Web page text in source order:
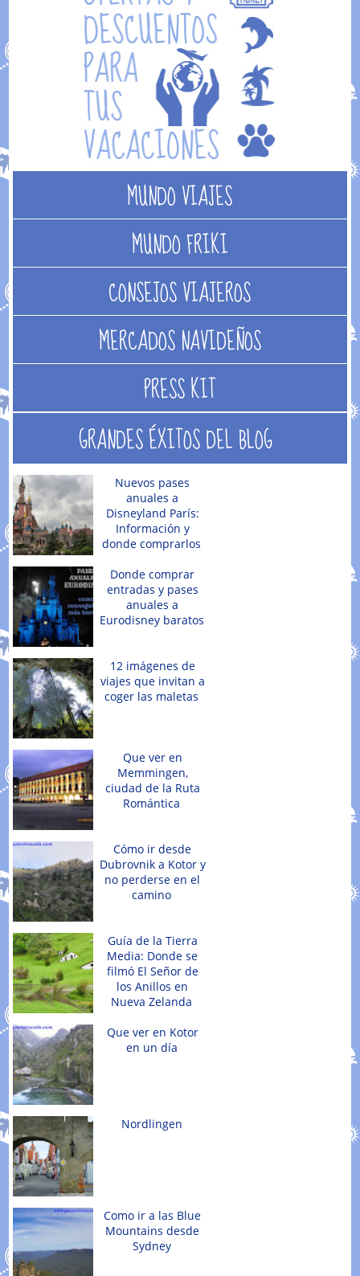
MUNDO VIAJES
MUNDO FRIKI
CONSEJOS VIAJEROS
MERCADOS NAVIDEÑOS
PRESS KIT
GRANDES ÉXITOS DEL BLOG
Nuevos pases
anuales a
Disneyland París:
Información y
donde comprarlos
Donde comprar
entradas y pases
anuales a
Eurodisney baratos
12 imágenes de
viajes que invitan a
coger las maletas
Que ver en
Memmingen,
ciudad de la Ruta
Romántica
Cómo ir desde
Dubrovnik a Kotor y
no perderse en el
camino
Guía de la Tierra
Media: Donde se
filmó El Señor de
los Anillos en
Nueva Zelanda
Que ver en Kotor
en un día
Nordlingen
Como ir a las Blue
Mountains desde
Sydney